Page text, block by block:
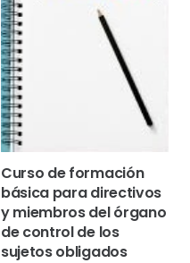
Curso de formación
básica para directivos
y miembros del órgano
de control de los
sujetos obligados